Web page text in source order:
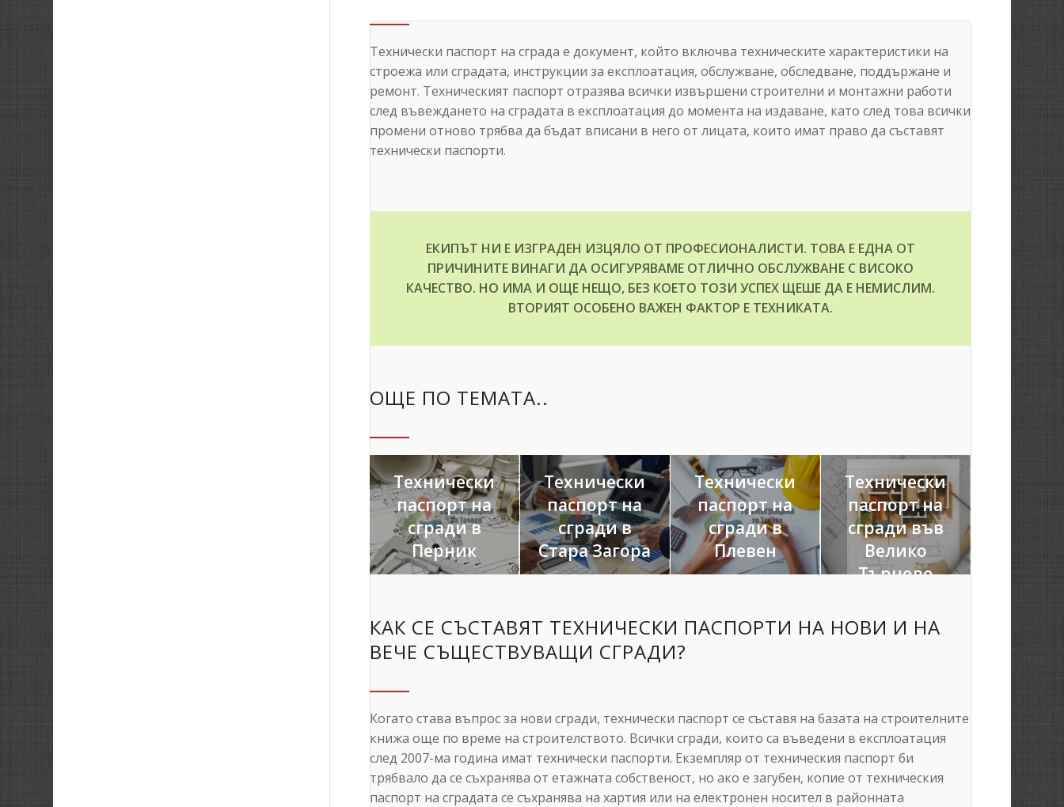
Технически паспорт на сграда е документ, който включва техническите характеристики на
строежа или сградата, инструкции за експлоатация, обслужване, обследване, поддържане и
ремонт. Техническият паспорт отразява всички извършени строителни и монтажни работи
след въвеждането на сградата в експлоатация до момента на издаване, като след това всички
промени отново трябва да бъдат вписани в него от лицата, които имат право да съставят
технически паспорти.
ЕКИПЪТ НИ Е ИЗГРАДЕН ИЗЦЯЛО ОТ ПРОФЕСИОНАЛИСТИ. ТОВА Е ЕДНА ОТ
ПРИЧИНИТЕ ВИНАГИ ДА ОСИГУРЯВАМЕ ОТЛИЧНО ОБСЛУЖВАНЕ С ВИСОКО
КАЧЕСТВО. НО ИМА И ОЩЕ НЕЩО, БЕЗ КОЕТО ТОЗИ УСПЕХ ЩЕШЕ ДА Е НЕМИСЛИМ.
ВТОРИЯТ ОСОБЕНО ВАЖЕН ФАКТОР Е ТЕХНИКАТА.
ОЩЕ ПО ТЕМАТА..
Технически
паспорт на
сгради в
Перник
Технически
паспорт на
сгради в
Стара Загора
Технически
паспорт на
сгради в
Плевен
Технически
паспорт на
сгради във
Велико
Търново
КАК СЕ СЪСТАВЯТ ТЕХНИЧЕСКИ ПАСПОРТИ НА НОВИ И НА
ВЕЧЕ СЪЩЕСТВУВАЩИ СГРАДИ?
Когато става въпрос за нови сгради, технически паспорт се съставя на базата на строителните
книжа още по време на строителството. Всички сгради, които са въведени в експлоатация
след 2007-ма година имат технически паспорти. Екземпляр от техническия паспорт би
трябвало да се съхранява от етажната собственост, но ако е загубен, копие от техническия
паспорт на сградата се съхранява на хартия или на електронен носител в районната